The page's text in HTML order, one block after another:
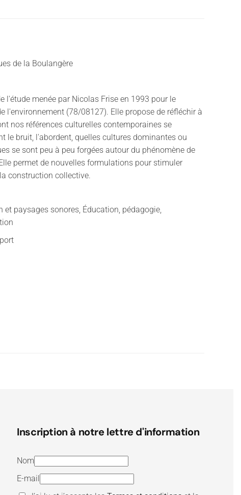
de la Boulangère
l'étude menée par Nicolas Frise en 1993 pour le
l'environnement (78/08127). Elle propose de réfléchir à
nos références culturelles contemporaines se
le bruit, l'abordent, quelles cultures dominantes ou
se sont peu à peu forgées autour du phénomène de
permet de nouvelles formulations pour stimuler
construction collective.
et paysages sonores, Éducation, pédagogie,
Inscription à notre lettre d'information
Nom
E-mail